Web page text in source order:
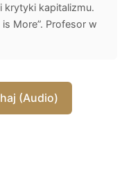
krytyki kapitalizmu.
is More”. Profesor w
(Audio)